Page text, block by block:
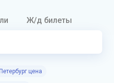
Ж/д билеты
цена